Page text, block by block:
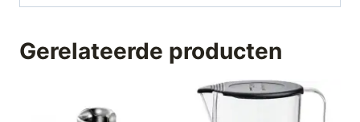
Gerelateerde producten